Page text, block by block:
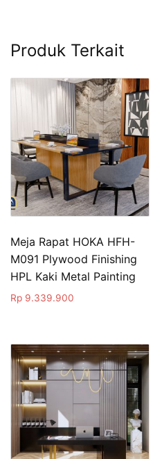
Produk Terkait
Meja Rapat HOKA HFH-
M091 Plywood Finishing
HPL Kaki Metal Painting
Rp 9.339.900